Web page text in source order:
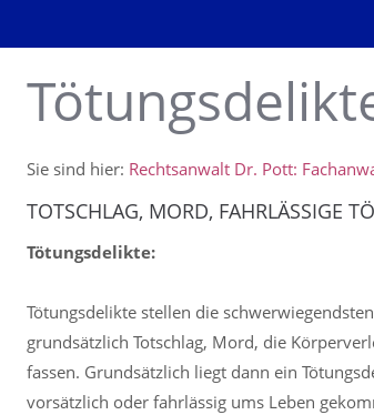
Sie sind hier: Rechtsanwalt Dr. Pott:
TOTSCHLAG, MORD, FAHRLÄSSIGE
Tötungsdelikte:
Tötungsdelikte stellen die
grundsätzlich Totschlag, Mord, die
fassen. Grundsätzlich liegt dann ein
vorsätzlich oder fahrlässig ums Leben